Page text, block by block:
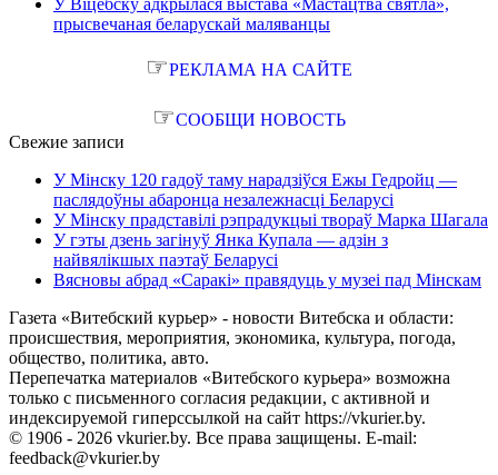
прысвечаная беларускай маляванцы
☞РЕКЛАМА НА САЙТЕ
☞СООБЩИ НОВОСТЬ
Свежие записи
У Мінску 120 гадоў таму нарадзіўся Ежы Гедройц —
паслядоўны абаронца незалежнасці Беларусі
У Мінску прадставілі рэпрадукцыі твораў Марка Шагала
У гэты дзень загінуў Янка Купала — адзін з
найвялікшых паэтаў Беларусі
Вясновы абрад «Саракі» правядуць у музеі пад Мінскам
Газета «Витебский курьер» - новости Витебска и области:
происшествия, мероприятия, экономика, культура, погода,
общество, политика, авто.
Перепечатка материалов «Витебского курьера» возможна
только с письменного согласия редакции, с активной и
индексируемой гиперссылкой на сайт https://vkurier.by.
© 1906 - 2026 vkurier.by. Все права защищены. E-mail:
feedback@vkurier.by